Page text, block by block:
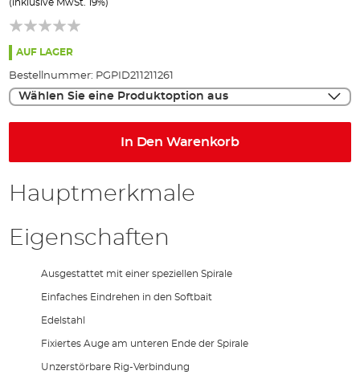
Bildgalerie
springen
(inklusive MwSt. 19%)
AUF LAGER
Bestellnummer: PGPID211211261
Wählen Sie eine Produktoption aus
In Den Warenkorb
Hauptmerkmale
Eigenschaften
Ausgestattet mit einer speziellen Spirale
Einfaches Eindrehen in den Softbait
Edelstahl
Fixiertes Auge am unteren Ende der Spirale
Unzerstörbare Rig-Verbindung